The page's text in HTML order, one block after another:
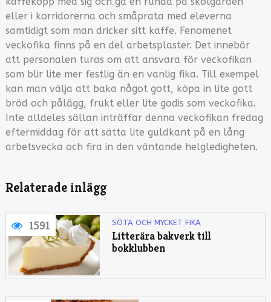
eller i korridorerna och småprata med eleverna
samtidigt som man dricker sitt kaffe. Fenomenet
veckofika finns på en del arbetsplaster. Det innebär
att personalen turas om att ansvara för veckofikan
som blir lite mer festlig än en vanlig fika. Till exempel
kan man välja att baka något gott, köpa in lite gott
bröd och pålägg, frukt eller lite godis som veckofika.
Inte alldeles sällan inträffar denna veckofikan fredag
eftermiddag för att sätta lite guldkant på en lång
arbetsvecka och fira in den väntande helgledigheten.
Relaterade inlägg
1591 SÖTA OCH MYCKET FIKA
Litterära bakverk till
bokklubben